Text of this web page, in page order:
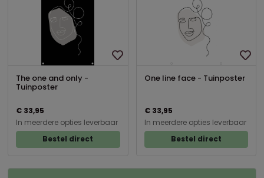
The one and only -
Tuinposter
€ 33,95
In meerdere opties leverbaar
Bestel direct
One line face - Tuinposter
€ 33,95
In meerdere opties leverbaar
Bestel direct